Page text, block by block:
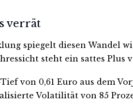
verrät
spiegelt diesen Wandel
steht ein sattes Plus
Tief von 0,61 Euro aus dem
Volatilität von 85